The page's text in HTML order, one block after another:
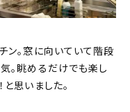
ン。窓に向いていて階段
。眺めるだけでも楽し
思いました。